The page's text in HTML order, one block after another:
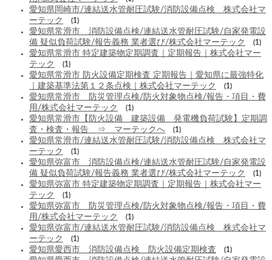
愛知県岡崎市/連結送水管耐圧試験/消防設備点検 株式会社マ
ーテック
(1)
愛知県常滑市 消防設備点検/連結送水管耐圧試験/自家発電設
備 疑似負荷試験/報告義務 業者選び/株式会社マーテック
(1)
愛知県常滑市 特定建築物定期調査｜定期報告｜株式会社マー
テック
(1)
愛知県常滑市 防火設備定期検査 定期報告｜愛知県に最強特化
｜建築基準法第１２条点検｜株式会社マーテック
(1)
愛知県常滑市 防災管理点検/防火対象物点検/報告・項目・費
用/株式会社マーテック
(1)
愛知県常滑市【防火設備 建築設備 発電機負荷試験】定期調
査・検査・報告 ⇒ マーテックへ
(1)
愛知県常滑市/連結送水管耐圧試験/消防設備点検 株式会社マ
ーテック
(1)
愛知県弥富市 消防設備点検/連結送水管耐圧試験/自家発電設
備 疑似負荷試験/報告義務 業者選び/株式会社マーテック
(1)
愛知県弥富市 特定建築物定期調査｜定期報告｜株式会社マー
テック
(1)
愛知県弥富市 防災管理点検/防火対象物点検/報告・項目・費
用/株式会社マーテック
(1)
愛知県弥富市/連結送水管耐圧試験/消防設備点検 株式会社マ
ーテック
(1)
愛知県愛西市 消防設備点検 防火設備定期検査 (1)